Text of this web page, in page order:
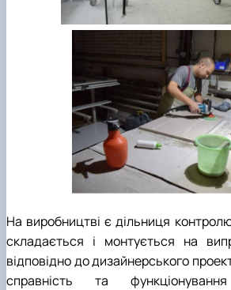
На виробництві є дільниця
складається і монтується на
відповідно до дизайнерського
справність та